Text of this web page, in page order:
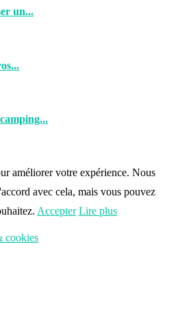
un...
améliorer votre expérience. Nous
avec cela, mais vous pouvez
Accepter Lire plus
cookies